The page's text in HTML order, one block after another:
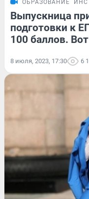
ОБРАЗОВАНИЕ
Выпускница
подготовки к
100 баллов.
8 июля, 2023, 17:30 6